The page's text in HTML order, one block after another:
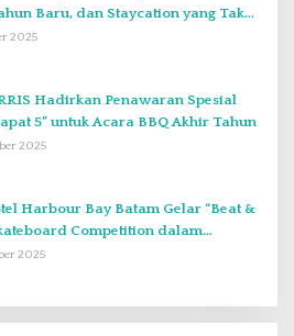
Baru, dan Staycation yang Tak
di Desember 2025
2025
Hadirkan Penawaran Spesial
5” untuk Acara BBQ Akhir Tahun
2025
Harbour Bay Batam Gelar “Beat &
Competition dalam
Anniversary ke-2
2025